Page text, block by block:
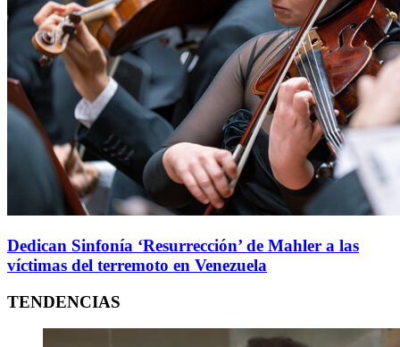
Dedican Sinfonía ‘Resurrección’ de Mahler a las
víctimas del terremoto en Venezuela
TENDENCIAS